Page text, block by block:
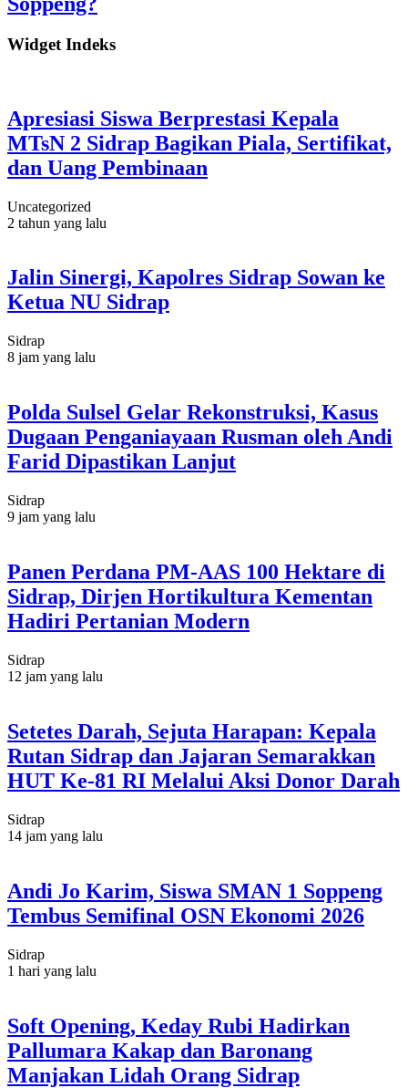
Widget Indeks
Apresiasi Siswa Berprestasi Kepala
MTsN 2 Sidrap Bagikan Piala, Sertifikat,
dan Uang Pembinaan
Uncategorized
2 tahun yang lalu
Jalin Sinergi, Kapolres Sidrap Sowan ke
Ketua NU Sidrap
Sidrap
8 jam yang lalu
Polda Sulsel Gelar Rekonstruksi, Kasus
Dugaan Penganiayaan Rusman oleh Andi
Farid Dipastikan Lanjut
Sidrap
9 jam yang lalu
Panen Perdana PM-AAS 100 Hektare di
Sidrap, Dirjen Hortikultura Kementan
Hadiri Pertanian Modern
Sidrap
12 jam yang lalu
Setetes Darah, Sejuta Harapan: Kepala
Rutan Sidrap dan Jajaran Semarakkan
HUT Ke-81 RI Melalui Aksi Donor Darah
Sidrap
14 jam yang lalu
Andi Jo Karim, Siswa SMAN 1 Soppeng
Tembus Semifinal OSN Ekonomi 2026
Sidrap
1 hari yang lalu
Soft Opening, Keday Rubi Hadirkan
Pallumara Kakap dan Baronang
Manjakan Lidah Orang Sidrap